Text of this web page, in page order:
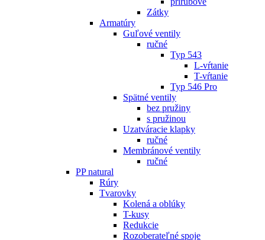
Zátky
Armatúry
Guľové ventily
ručné
Typ 543
L-vŕtanie
T-vŕtanie
Typ 546 Pro
Spätné ventily
bez pružiny
s pružinou
Uzatváracie klapky
ručné
Membránové ventily
ručné
PP natural
Rúry
Tvarovky
Kolená a oblúky
T-kusy
Redukcie
Rozoberateľné spoje